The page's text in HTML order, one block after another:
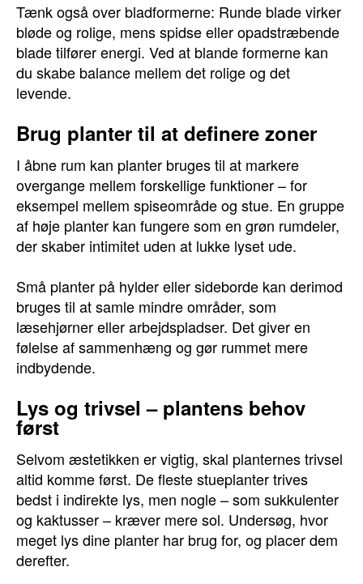
Tænk også over bladformerne: Runde blade virker
bløde og rolige, mens spidse eller opadstræbende
blade tilfører energi. Ved at blande formerne kan
du skabe balance mellem det rolige og det
levende.
Brug planter til at definere zoner
I åbne rum kan planter bruges til at markere
overgange mellem forskellige funktioner – for
eksempel mellem spiseområde og stue. En gruppe
af høje planter kan fungere som en grøn rumdeler,
der skaber intimitet uden at lukke lyset ude.
Små planter på hylder eller sideborde kan derimod
bruges til at samle mindre områder, som
læsehjørner eller arbejdspladser. Det giver en
følelse af sammenhæng og gør rummet mere
indbydende.
Lys og trivsel – plantens behov
først
Selvom æstetikken er vigtig, skal planternes trivsel
altid komme først. De fleste stueplanter trives
bedst i indirekte lys, men nogle – som sukkulenter
og kaktusser – kræver mere sol. Undersøg, hvor
meget lys dine planter har brug for, og placer dem
derefter.